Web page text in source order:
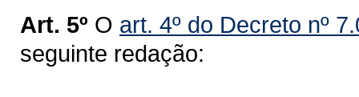
Art. 5º O art. 4º do Decreto nº
seguinte redação: